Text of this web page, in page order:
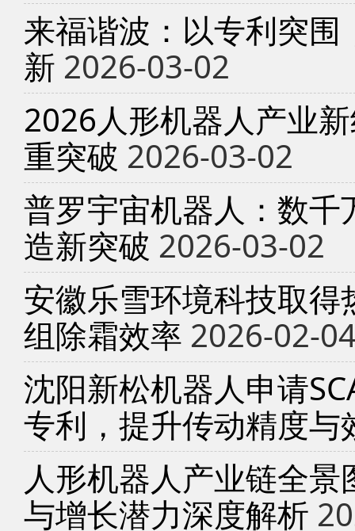
来福谐波：以专利突
新 2026-03-02
2026人形机器人产业
重突破 2026-03-02
普罗宇宙机器人：数
造新突破 2026-03-02
安徽乐雪环境科技取
组除霜效率 2026-02-
沈阳新松机器人申请
专利，提升传动精度与
人形机器人产业链全
与增长潜力深度解析